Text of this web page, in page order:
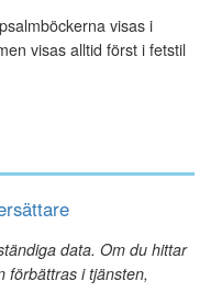
visas i
visas alltid först i fetstil
data. Om du hittar
förbättras i tjänsten,